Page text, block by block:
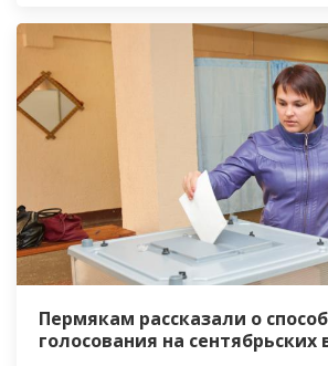
Пермякам рассказали о
голосования на сентябрьских